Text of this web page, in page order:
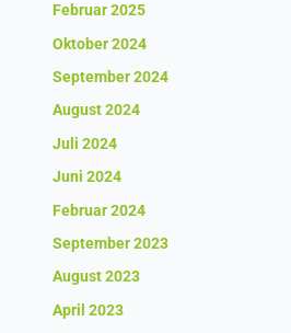
Februar 2025
Oktober 2024
September 2024
August 2024
Juli 2024
Juni 2024
Februar 2024
September 2023
August 2023
April 2023